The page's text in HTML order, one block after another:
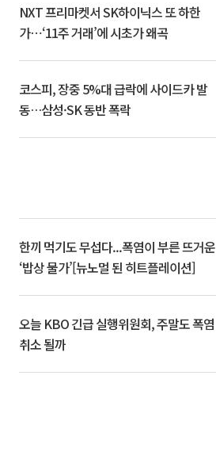
NXT 프리마켓서 SK하이닉스 또 하한
가⋯‘11주 거래’에 시초가 왜곡
코스피, 장중 5%대 급락에 사이드카 발
동…삼성·SK 동반 폭락
한끼 먹기도 무섭다...폭염이 부른 뜨거운
‘밥상 물가’[뉴노멀 된 히트플레이션]
오늘 KBO 긴급 실행위원회, 주말도 폭염
취소 될까